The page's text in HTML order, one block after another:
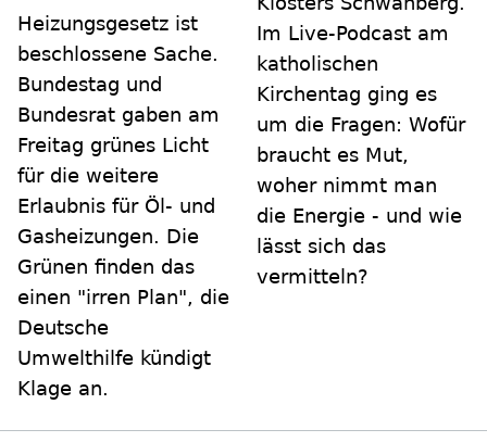
Heizungsgesetz ist
beschlossene Sache.
Bundestag und
Bundesrat gaben am
Freitag grünes Licht
für die weitere
Erlaubnis für Öl- und
Gasheizungen. Die
Grünen finden das
einen "irren Plan", die
Deutsche
Umwelthilfe kündigt
Klage an.
Im Live-Podcast am
katholischen
Kirchentag ging es
um die Fragen: Wofür
braucht es Mut,
woher nimmt man
die Energie - und wie
lässt sich das
vermitteln?